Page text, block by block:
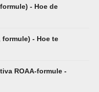
- Hoe de
- Hoe te
ROAA-formule -